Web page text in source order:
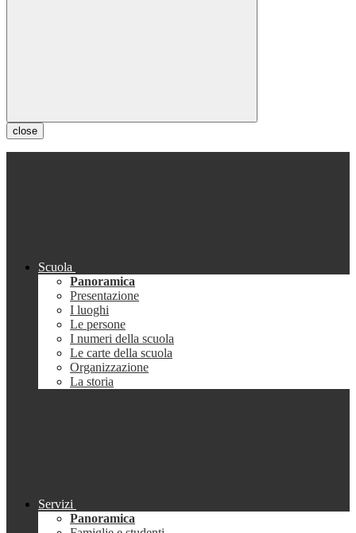
close
Scuola
Panoramica
Presentazione
I luoghi
Le persone
I numeri della scuola
Le carte della scuola
Organizzazione
La storia
Servizi
Panoramica